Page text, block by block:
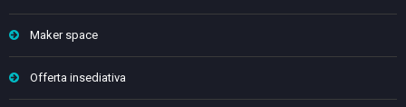
Maker space
Offerta insediativa